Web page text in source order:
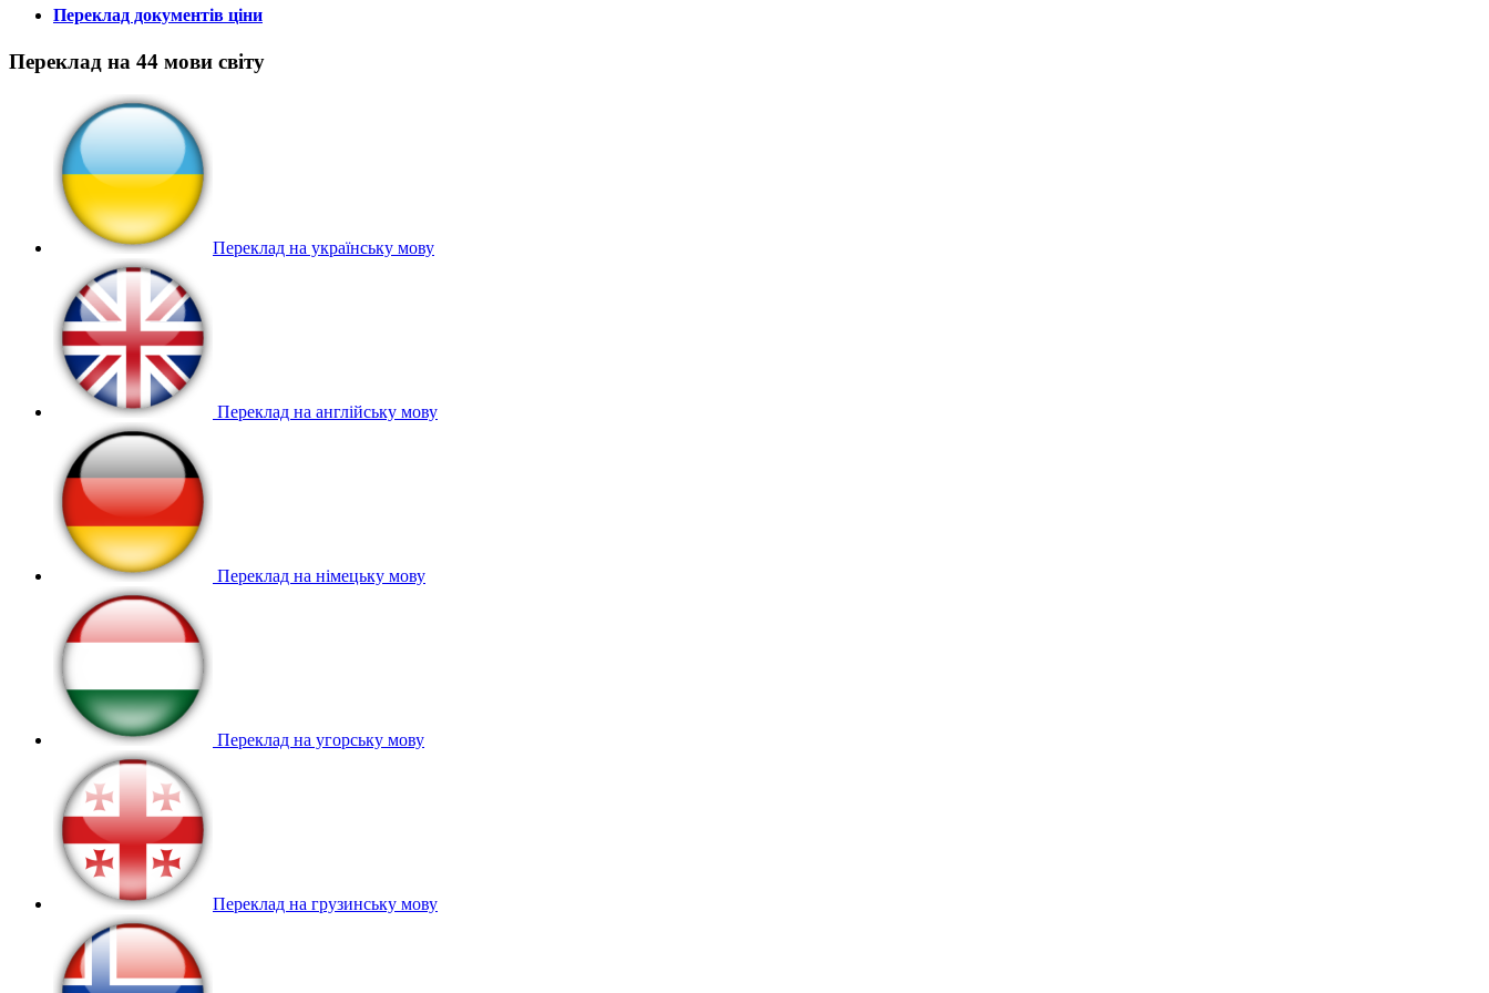
Переклад документів ціни
Переклад на 44 мови світу
Переклад на українську мову
Переклад на англійську мову
Переклад на німецьку мову
Переклад на угорську мову
Переклад на грузинську мову